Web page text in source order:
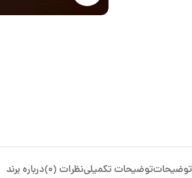
توضیحاتتوضیحات تکمیلینظرات (0) درباره برند